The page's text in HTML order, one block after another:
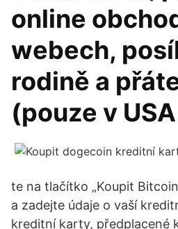
online
webech,
rodině a
(pouze v
te na tlačítko „Koupit
a zadejte údaje o vaší
kreditní karty, předplacené